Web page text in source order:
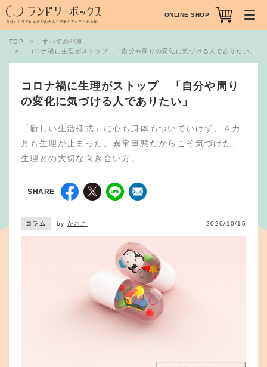
TOP
すべての記事
コロナ禍に生理がストップ 「自分や周りの変化に気づける人でありたい」
コロナ禍に生理がストップ 「自分や周り
の変化に気づける人でありたい」
「新しい生活様式」に心も身体もついていけず、４カ
月も生理が止まった。異常事態だからこそ気づけた、
生理との大切な向き合い方。
SHARE
コラム by かおこ 2020/10/15
ONLINE SHOP